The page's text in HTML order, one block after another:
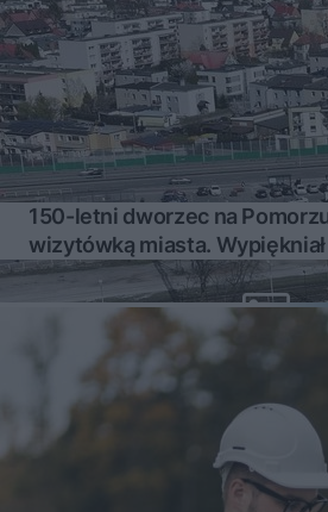
150-letni dworzec na
wizytówką miasta.